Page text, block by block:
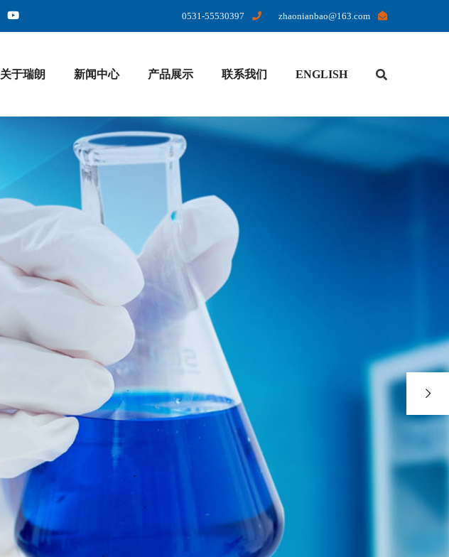
0531-55530397 zhaonianbao@163.com
关于瑞朗 新闻中心 产品展示 联系我们 ENGLISH